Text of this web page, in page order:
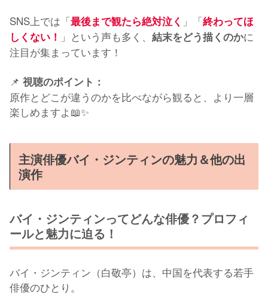
SNS上では「最後まで観たら絶対泣く 」「終わってほ
しくない！ 」という声も多く、 結末をどう描くのかに
注目が集まっています！
📌 視聴のポイント：
原作とどこが違うのかを比べながら観ると、より一層
楽しめますよ📖✨
主演俳優バイ・ジンティンの魅力＆他の出
演作
バイ・ジンティンってどんな俳優？プロフィ
ールと魅力に迫る！
バイ・ジンティン（白敬亭）は、中国を代表する若手
俳優のひとり。